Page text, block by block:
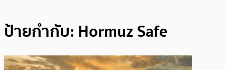
ป้ายกำกับ: Hormuz Safe